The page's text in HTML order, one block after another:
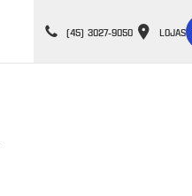
(45) 3027-9050 LOJAS